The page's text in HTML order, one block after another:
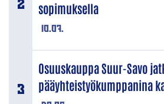
10.07.
sopimuksella
Osuuskauppa Suur-Savo
pääyhteistyökumppanina